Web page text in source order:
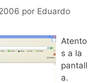
por Eduardo
Atento
s a la
pantall
a.